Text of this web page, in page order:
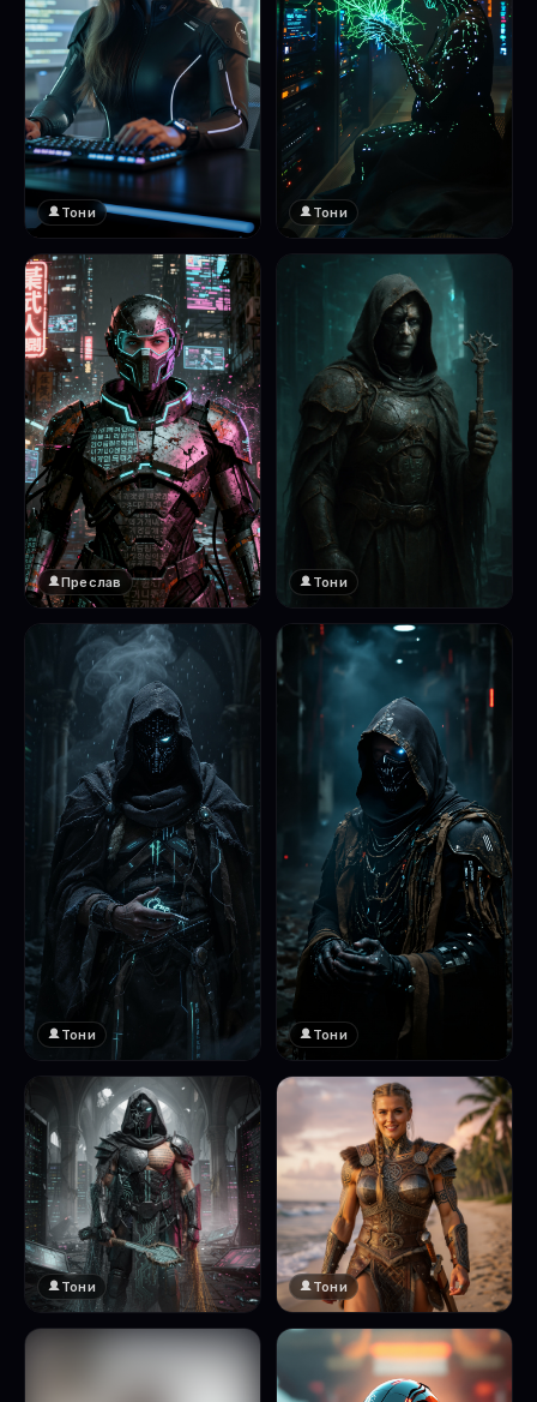
1
Тони
❤️
Тони
❤️
Преслав Тони
Тони Тони
Тони Тони